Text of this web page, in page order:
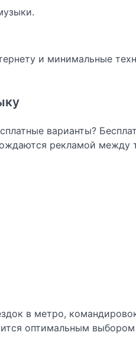
и минимальные
варианты?
рекламой между
в метро,
оптимальным